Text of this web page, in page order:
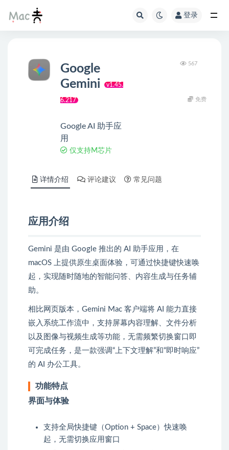
登录
Google
Gemini
v1.45.
6.217
Google AI 助手应
用
仅支持M芯片
567
免费
详情介绍 评论建议 常见问题
应用介绍
Gemini 是由 Google 推出的 AI 助手应用，在
macOS 上提供原生桌面体验，可通过快捷键快速唤
起，实现随时随地的智能问答、内容生成与任务辅
助。
相比网页版本，Gemini Mac 客户端将 AI 能力直接
嵌入系统工作流中，支持屏幕内容理解、文件分析
以及图像与视频生成等功能，无需频繁切换窗口即
可完成任务，是一款强调“上下文理解”和“即时响应”
的 AI 办公工具。
功能特点
界面与体验
支持全局快捷键（Option + Space）快速唤
起，无需切换应用窗口